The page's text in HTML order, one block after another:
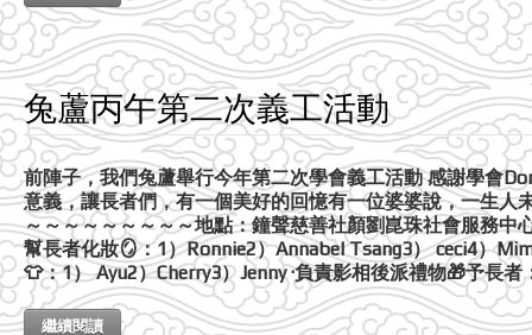
兔蘆丙午第二次義工活動
前陣子，我們兔蘆舉行今年第二次學會義工活動 感謝學會
意義，讓長者們，有一個美好的回憶有一位婆婆說，一生
～～～～～～～～～地點：鐘聲慈善社顏劉崑珠社會服務中
幫長者化妝🪞：1）Ronnie2）Annabel Tsang3） ceci4）
👕：1） Ayu2）Cherry3）Jenny ·負責影相後派禮物🎁予長
繼續閱讀